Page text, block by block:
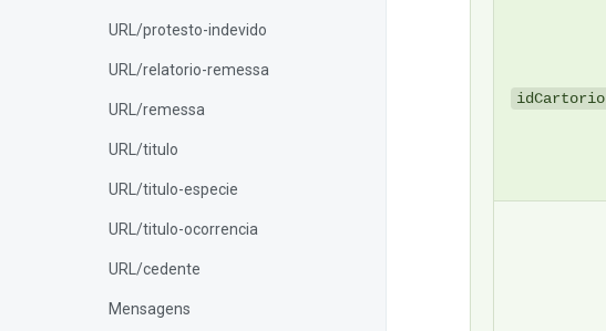
URL/protesto-indevido
URL/relatorio-remessa
URL/remessa
URL/titulo
URL/titulo-especie
URL/titulo-ocorrencia
URL/cedente
Mensagens
idCartorio